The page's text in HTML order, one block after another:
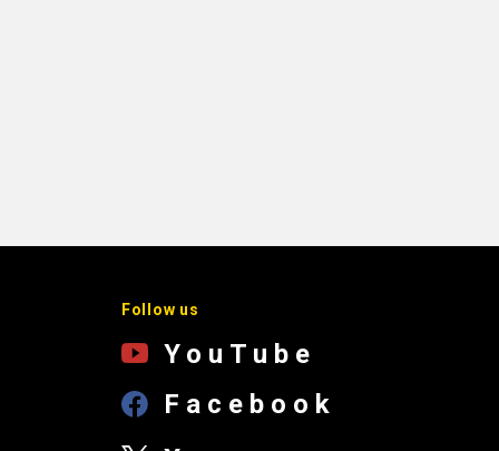
Follow us
YouTube
Facebook